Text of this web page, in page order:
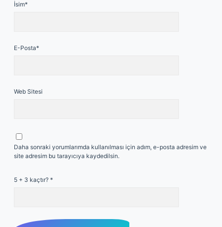
İsim*
E-Posta*
Web Sitesi
Daha sonraki yorumlarımda kullanılması için adım, e-posta adresim ve
site adresim bu tarayıcıya kaydedilsin.
5 + 3 kaçtır? *